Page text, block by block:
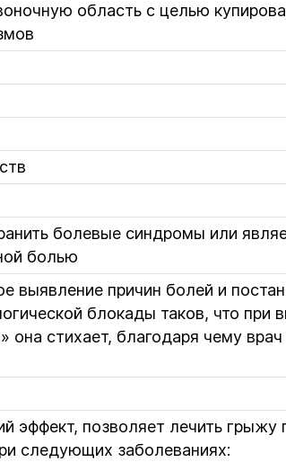
область с целью
болевые синдромы или
болью
выявление причин болей и
блокады таков, что при
она стихает, благодаря чему
эффект, позволяет лечить грыжу
следующих заболеваниях: